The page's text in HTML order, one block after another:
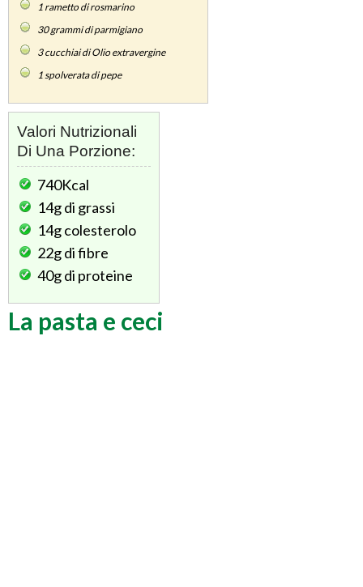
1 rametto di rosmarino
30grammi di parmigiano
3cucchiai di Olio extravergine
1spolverata di pepe
Valori Nutrizionali
Di Una Porzione:
740Kcal
14gdi grassi
14gcolesterolo
22gdi fibre
40gdi proteine
La pasta e ceci